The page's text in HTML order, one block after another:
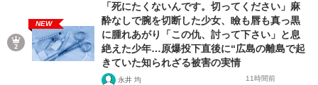
NEW
「死にたくないんです。切ってください」麻
酔なしで腕を切断した少女、瞼も唇も真っ黒
に腫れあがり「この仇、討って下さい」と息
絶えた少年…原爆投下直後に“広島の離島で起
きていた知られざる被害の実情
永井 均 11時間前